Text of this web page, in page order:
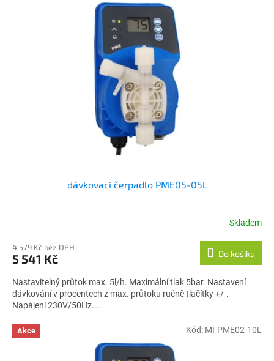
dávkovací čerpadlo PME05-05L
produktu
je
z
5
hvězdiček.
Skladem
4 579 Kč bez DPH
5 541 Kč Do košíku
Nastavitelný průtok max. 5l/h. Maximální tlak 5bar. Nastavení
dávkování v procentech z max. průtoku ručně tlačítky +/-.
Napájení 230V/50Hz....
Akce Kód: MI-PME02-10L